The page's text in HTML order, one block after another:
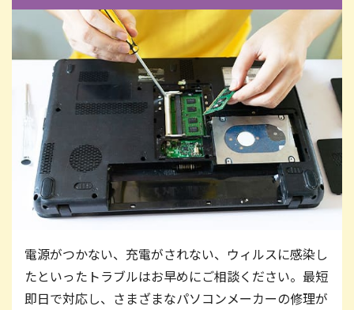
電源がつかない、充電がされない、ウィルスに感染し
たといったトラブルはお早めにご相談ください。最短
即日で対応し、さまざまなパソコンメーカーの修理が